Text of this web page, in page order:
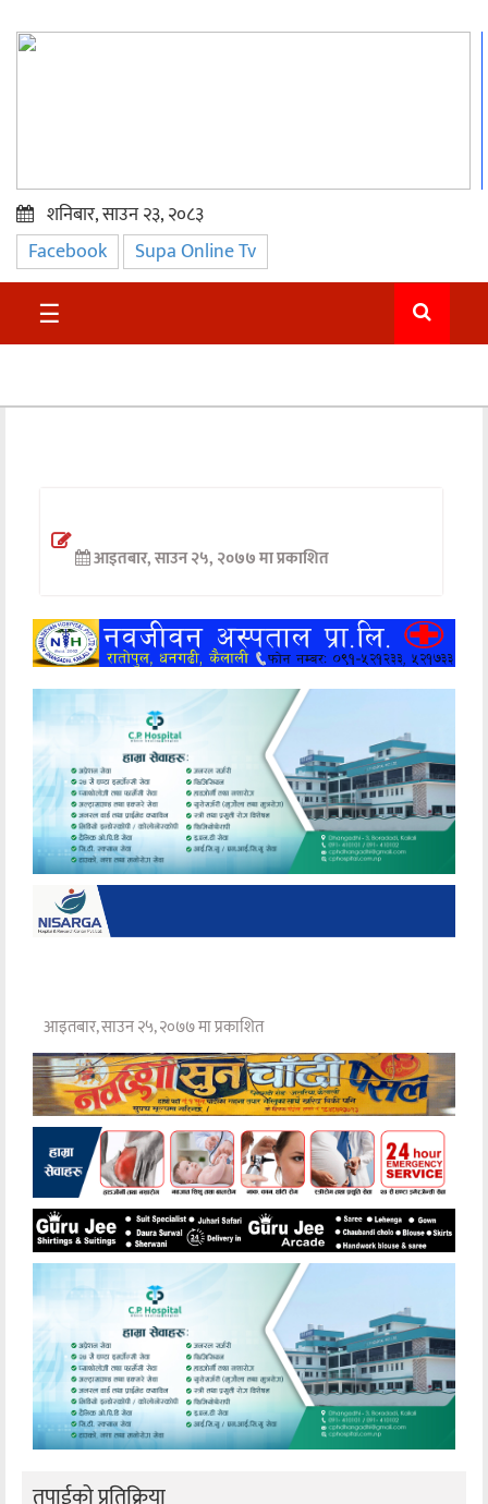
प्रमुख
समाचार
सुदुर
अन्तर्वार्ता
खेलकुद
मनोरञ्जन
अन्य
शनिबार, साउन २३, २०८३
Facebook Supa Online Tv
☰
आइतबार, साउन २५, २०७७ मा प्रकाशित
आइतबार, साउन २५, २०७७ मा प्रकाशित